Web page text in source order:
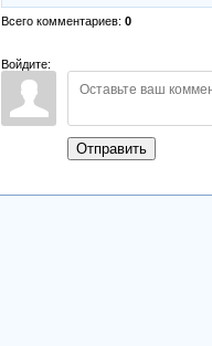
Всего комментариев: 0
Войдите:
Отправить